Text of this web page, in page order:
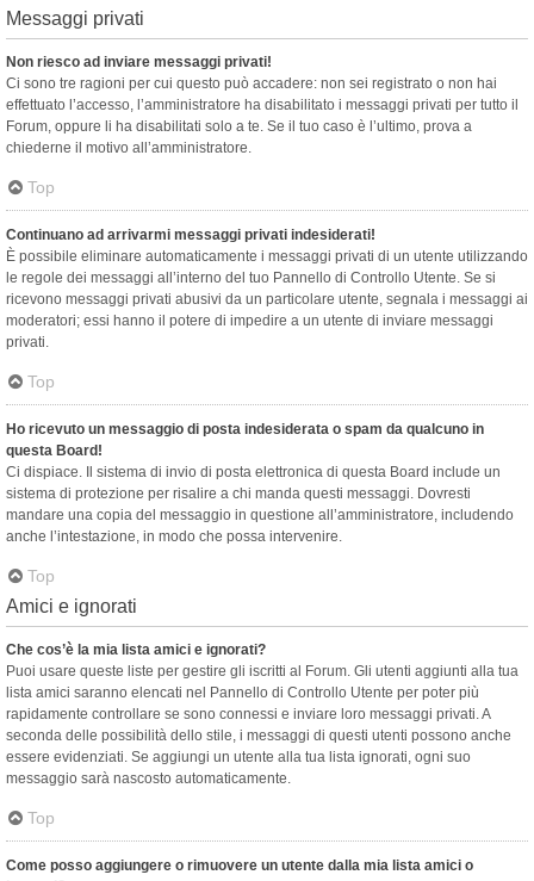
Messaggi privati
Non riesco ad inviare messaggi privati!
Ci sono tre ragioni per cui questo può accadere: non sei registrato o non hai
effettuato l’accesso, l’amministratore ha disabilitato i messaggi privati per tutto il
Forum, oppure li ha disabilitati solo a te. Se il tuo caso è l’ultimo, prova a
chiederne il motivo all’amministratore.
Top
Continuano ad arrivarmi messaggi privati indesiderati!
È possibile eliminare automaticamente i messaggi privati ​​di un utente utilizzando
le regole dei messaggi all’interno del tuo Pannello di Controllo Utente. Se si
ricevono messaggi privati ​​abusivi da un particolare utente, segnala i messaggi ai
moderatori; essi hanno il potere di impedire a un utente di inviare messaggi
privati​​.
Top
Ho ricevuto un messaggio di posta indesiderata o spam da qualcuno in
questa Board!
Ci dispiace. Il sistema di invio di posta elettronica di questa Board include un
sistema di protezione per risalire a chi manda questi messaggi. Dovresti
mandare una copia del messaggio in questione all’amministratore, includendo
anche l’intestazione, in modo che possa intervenire.
Top
Amici e ignorati
Che cos’è la mia lista amici e ignorati?
Puoi usare queste liste per gestire gli iscritti al Forum. Gli utenti aggiunti alla tua
lista amici saranno elencati nel Pannello di Controllo Utente per poter più
rapidamente controllare se sono connessi e inviare loro messaggi privati. A
seconda delle possibilità dello stile, i messaggi di questi utenti possono anche
essere evidenziati. Se aggiungi un utente alla tua lista ignorati, ogni suo
messaggio sarà nascosto automaticamente.
Top
Come posso aggiungere o rimuovere un utente dalla mia lista amici o